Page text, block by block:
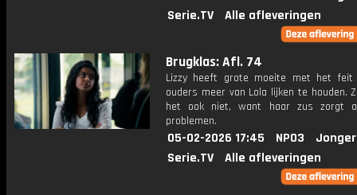
Serie.TV
Alle afleveringen
Brugklas: Afl. 74
Lizzy heeft grote moeite met het
ouders meer van Lola lijken te houden.
het ook niet, want haar zus zorgt
problemen.
05-02-2026 17:45 NPO3
Serie.TV
Alle afleveringen